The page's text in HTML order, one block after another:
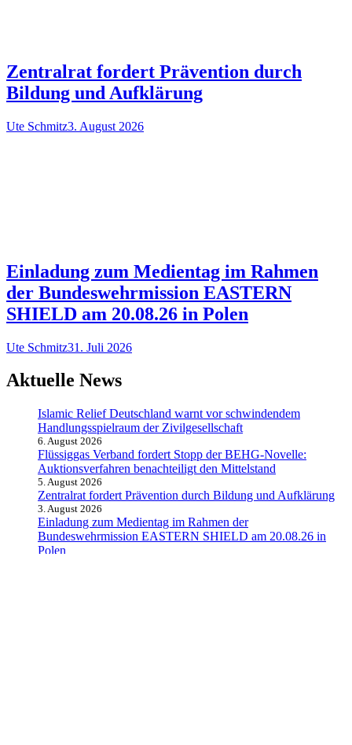
Zentralrat fordert Prävention durch
Bildung und Aufklärung
Ute Schmitz3. August 2026
Einladung zum Medientag im Rahmen
der Bundeswehrmission EASTERN
SHIELD am 20.08.26 in Polen
Ute Schmitz31. Juli 2026
Aktuelle News
Islamic Relief Deutschland warnt vor schwindendem
Handlungsspielraum der Zivilgesellschaft
6. August 2026
Flüssiggas Verband fordert Stopp der BEHG-Novelle:
Auktionsverfahren benachteiligt den Mittelstand
5. August 2026
Zentralrat fordert Prävention durch Bildung und Aufklärung
3. August 2026
Einladung zum Medientag im Rahmen der
Bundeswehrmission EASTERN SHIELD am 20.08.26 in
Polen